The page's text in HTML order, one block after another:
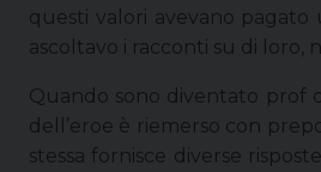
questi valori avevano
ascoltavo i racconti su di loro,
Quando sono diventato prof
dell’eroe è riemerso con
stessa fornisce diverse